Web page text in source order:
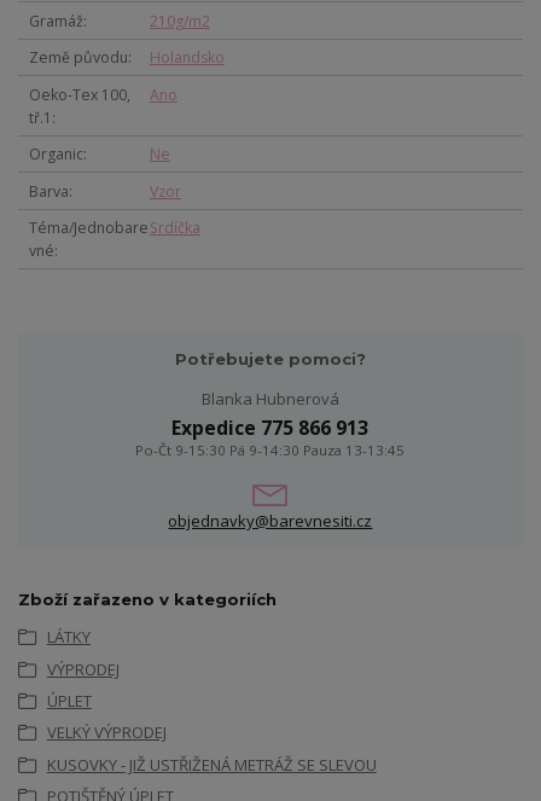
Gramáž
210g/m2
Země původu
Holandsko
Oeko-Tex 100,
tř.1
Ano
Organic
Ne
Barva
Vzor
Téma/Jednobare
vné
Srdíčka
Potřebujete pomoci?
Blanka Hubnerová
Expedice 775 866 913
Po-Čt 9-15:30 Pá 9-14:30 Pauza 13-13:45
objednavky@barevnesiti.cz
Zboží zařazeno v kategoriích
LÁTKY
VÝPRODEJ
ÚPLET
VELKÝ VÝPRODEJ
KUSOVKY - JIŽ USTŘIŽENÁ METRÁŽ SE SLEVOU
POTIŠTĚNÝ ÚPLET